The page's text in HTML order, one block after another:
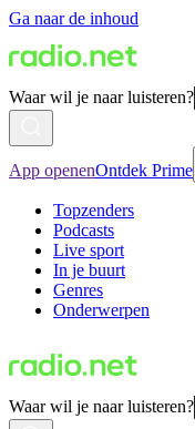
Ga naar de inhoud
Waar wil je naar luisteren?
App openenOntdek Prime
Topzenders
Podcasts
Live sport
In je buurt
Genres
Onderwerpen
Waar wil je naar luisteren?